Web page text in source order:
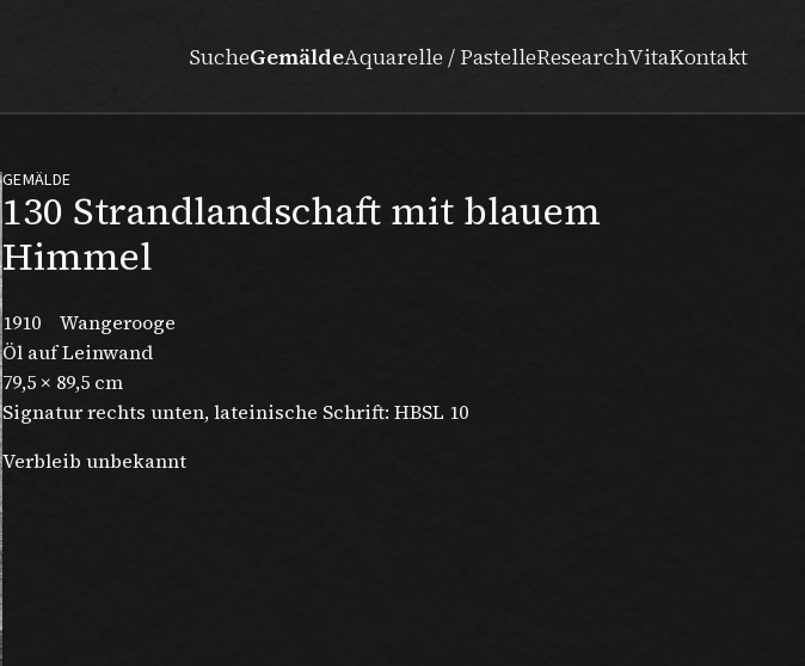
SucheGemäldeAquarelle / PastelleResearchVitaKontakt
130 Strandlandschaft mit blauem
Himmel
GEMÄLDE
1910
Wangerooge
Öl auf Leinwand
79,5 × 89,5 cm
Signatur rechts unten, lateinische Schrift: HBSL 10
Verbleib unbekannt